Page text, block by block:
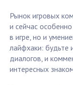
Рынок игровых
и сейчас
в игре, но и
лайфхаки: будьте
диалогов, и
интересных